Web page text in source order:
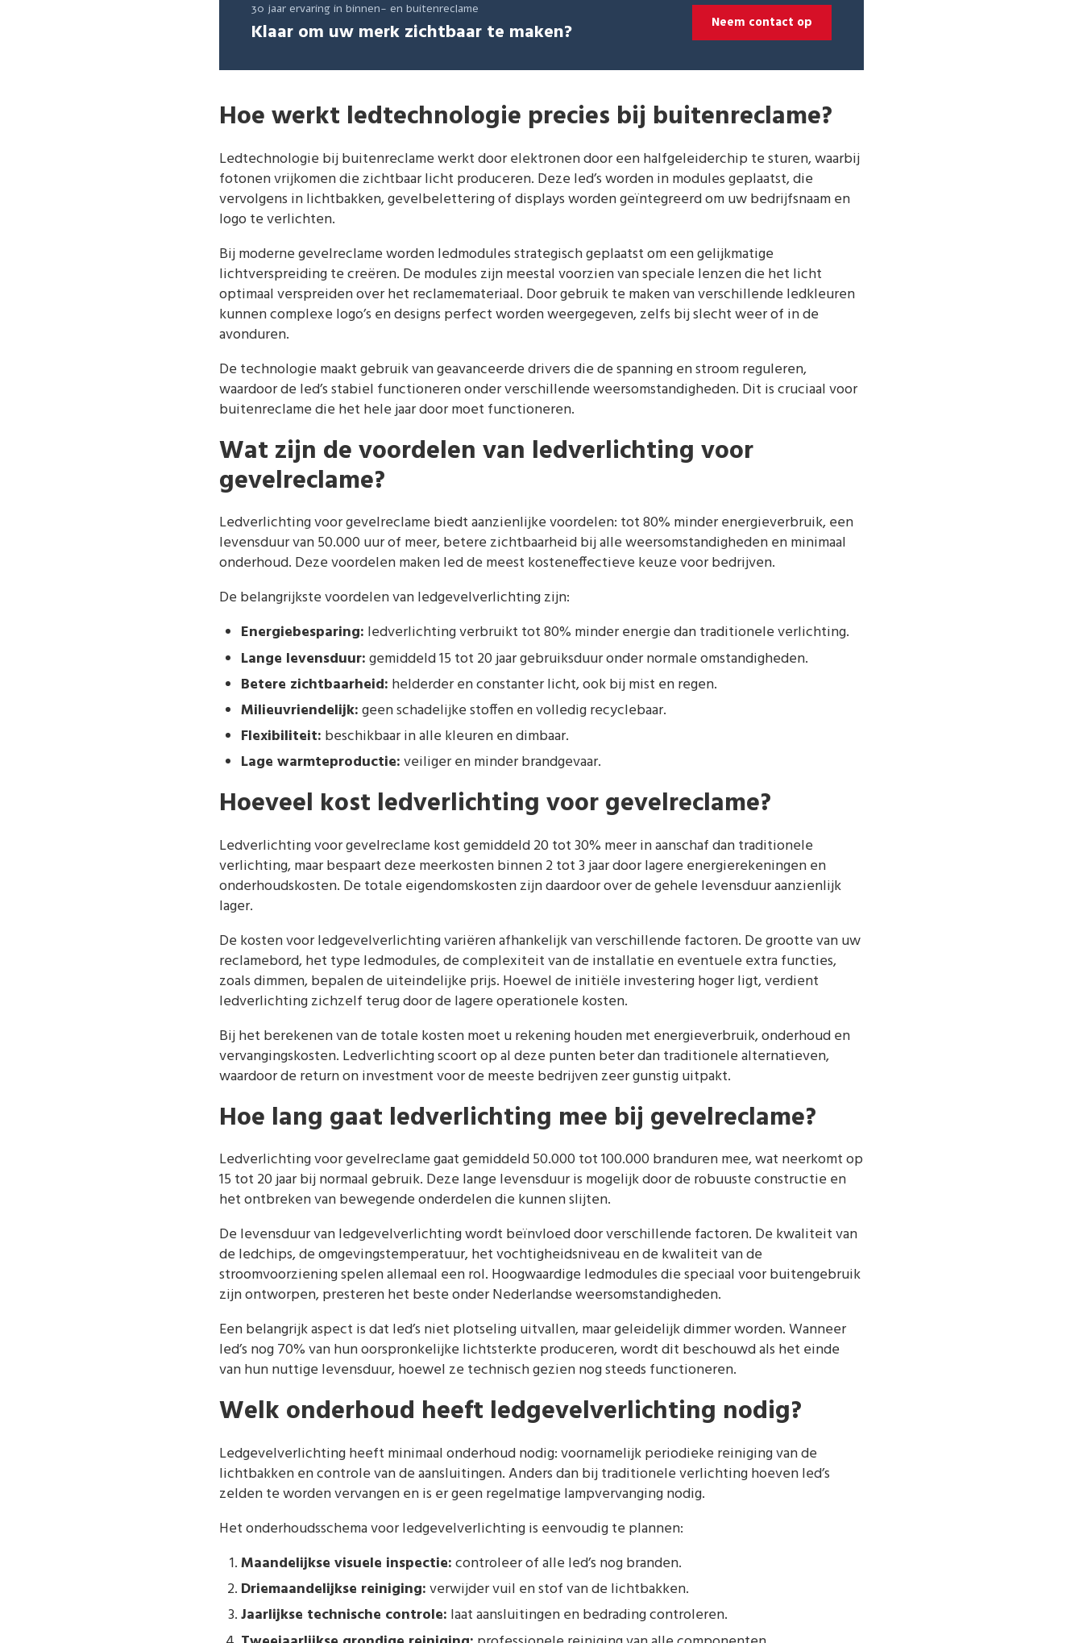
30 jaar ervaring in binnen- en buitenreclame
Klaar om uw merk zichtbaar te maken? Neem contact op
Hoe werkt ledtechnologie precies bij buitenreclame?
Ledtechnologie bij buitenreclame werkt door elektronen door een halfgeleiderchip te sturen, waarbij
fotonen vrijkomen die zichtbaar licht produceren. Deze led’s worden in modules geplaatst, die
vervolgens in lichtbakken, gevelbelettering of displays worden geïntegreerd om uw bedrijfsnaam en
logo te verlichten.
Bij moderne gevelreclame worden ledmodules strategisch geplaatst om een gelijkmatige
lichtverspreiding te creëren. De modules zijn meestal voorzien van speciale lenzen die het licht
optimaal verspreiden over het reclamemateriaal. Door gebruik te maken van verschillende ledkleuren
kunnen complexe logo’s en designs perfect worden weergegeven, zelfs bij slecht weer of in de
avonduren.
De technologie maakt gebruik van geavanceerde drivers die de spanning en stroom reguleren,
waardoor de led’s stabiel functioneren onder verschillende weersomstandigheden. Dit is cruciaal voor
buitenreclame die het hele jaar door moet functioneren.
Wat zijn de voordelen van ledverlichting voor
gevelreclame?
Ledverlichting voor gevelreclame biedt aanzienlijke voordelen: tot 80% minder energieverbruik, een
levensduur van 50.000 uur of meer, betere zichtbaarheid bij alle weersomstandigheden en minimaal
onderhoud. Deze voordelen maken led de meest kosteneffectieve keuze voor bedrijven.
De belangrijkste voordelen van ledgevelverlichting zijn:
Energiebesparing: ledverlichting verbruikt tot 80% minder energie dan traditionele verlichting.
Lange levensduur:gemiddeld 15 tot 20 jaar gebruiksduur onder normale omstandigheden.
Betere zichtbaarheid: helderder en constanter licht, ook bij mist en regen.
Milieuvriendelijk:geen schadelijke stoffen en volledig recyclebaar.
Flexibiliteit: beschikbaar in alle kleuren en dimbaar.
Lage warmteproductie:veiliger en minder brandgevaar.
Hoeveel kost ledverlichting voor gevelreclame?
Ledverlichting voor gevelreclame kost gemiddeld 20 tot 30% meer in aanschaf dan traditionele
verlichting, maar bespaart deze meerkosten binnen 2 tot 3 jaar door lagere energierekeningen en
onderhoudskosten. De totale eigendomskosten zijn daardoor over de gehele levensduur aanzienlijk
lager.
De kosten voor ledgevelverlichting variëren afhankelijk van verschillende factoren. De grootte van uw
reclamebord, het type ledmodules, de complexiteit van de installatie en eventuele extra functies,
zoals dimmen, bepalen de uiteindelijke prijs. Hoewel de initiële investering hoger ligt, verdient
ledverlichting zichzelf terug door de lagere operationele kosten.
Bij het berekenen van de totale kosten moet u rekening houden met energieverbruik, onderhoud en
vervangingskosten. Ledverlichting scoort op al deze punten beter dan traditionele alternatieven,
waardoor de return on investment voor de meeste bedrijven zeer gunstig uitpakt.
Hoe lang gaat ledverlichting mee bij gevelreclame?
Ledverlichting voor gevelreclame gaat gemiddeld 50.000 tot 100.000 branduren mee, wat neerkomt op
15 tot 20 jaar bij normaal gebruik. Deze lange levensduur is mogelijk door de robuuste constructie en
het ontbreken van bewegende onderdelen die kunnen slijten.
De levensduur van ledgevelverlichting wordt beïnvloed door verschillende factoren. De kwaliteit van
de ledchips, de omgevingstemperatuur, het vochtigheidsniveau en de kwaliteit van de
stroomvoorziening spelen allemaal een rol. Hoogwaardige ledmodules die speciaal voor buitengebruik
zijn ontworpen, presteren het beste onder Nederlandse weersomstandigheden.
Een belangrijk aspect is dat led’s niet plotseling uitvallen, maar geleidelijk dimmer worden. Wanneer
led’s nog 70% van hun oorspronkelijke lichtsterkte produceren, wordt dit beschouwd als het einde
van hun nuttige levensduur, hoewel ze technisch gezien nog steeds functioneren.
Welk onderhoud heeft ledgevelverlichting nodig?
Ledgevelverlichting heeft minimaal onderhoud nodig: voornamelijk periodieke reiniging van de
lichtbakken en controle van de aansluitingen. Anders dan bij traditionele verlichting hoeven led’s
zelden te worden vervangen en is er geen regelmatige lampvervanging nodig.
Het onderhoudsschema voor ledgevelverlichting is eenvoudig te plannen:
Maandelijkse visuele inspectie:controleer of alle led’s nog branden.
Driemaandelijkse reiniging:verwijder vuil en stof van de lichtbakken.
Jaarlijkse technische controle: laat aansluitingen en bedrading controleren.